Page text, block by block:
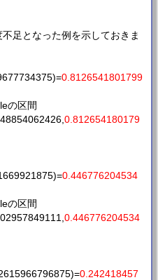
足となった例を示しておきま
0.8126541801799
の区間
0.812654180179
0.446776204534
の区間
0.446776204534
0.242418457